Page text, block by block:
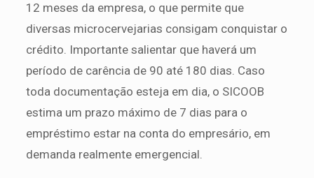
12 meses da empresa, o que permite que
diversas microcervejarias consigam conquistar o
crédito. Importante salientar que haverá um
período de carência de 90 até 180 dias. Caso
toda documentação esteja em dia, o SICOOB
estima um prazo máximo de 7 dias para o
empréstimo estar na conta do empresário, em
demanda realmente emergencial.